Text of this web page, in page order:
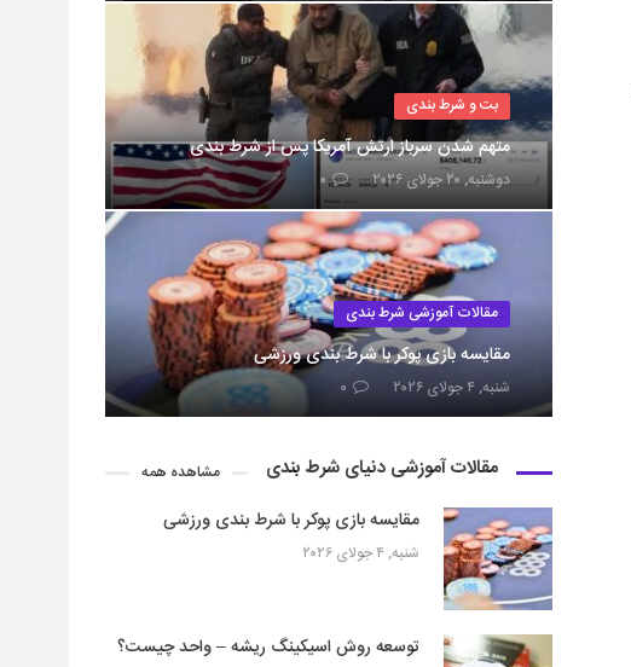
بت و شرط بندی
متهم شدن سرباز ارتش آمریکا پس از شرط بندی
دوشنبه, ۲۰ جولای ۲۰۲۶ ۰
مقالات آموزشی شرط بندی
مقایسه بازی پوکر با شرط بندی ورزشی
شنبه, ۴ جولای ۲۰۲۶ ۰
مقالات آموزشی دنیای شرط بندی مشاهده همه
مقایسه بازی پوکر با شرط بندی ورزشی
شنبه, ۴ جولای ۲۰۲۶
توسعه روش اسیکینگ ریشه – واحد چیست؟